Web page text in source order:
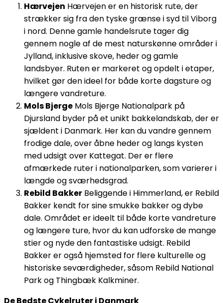
Hærvejen Hærvejen er en historisk rute, der
strækker sig fra den tyske grænse i syd til Viborg
i nord. Denne gamle handelsrute tager dig
gennem nogle af de mest naturskønne områder i
Jylland, inklusive skove, heder og gamle
landsbyer. Ruten er markeret og opdelt i etaper,
hvilket gør den ideel for både korte dagsture og
længere vandreture.
Mols Bjerge Mols Bjerge Nationalpark på
Djursland byder på et unikt bakkelandskab, der er
sjældent i Danmark. Her kan du vandre gennem
frodige dale, over åbne heder og langs kysten
med udsigt over Kattegat. Der er flere
afmærkede ruter i nationalparken, som varierer i
længde og sværhedsgrad.
Rebild Bakker Beliggende i Himmerland, er Rebild
Bakker kendt for sine smukke bakker og dybe
dale. Området er ideelt til både korte vandreture
og længere ture, hvor du kan udforske de mange
stier og nyde den fantastiske udsigt. Rebild
Bakker er også hjemsted for flere kulturelle og
historiske seværdigheder, såsom Rebild National
Park og Thingbæk Kalkminer.